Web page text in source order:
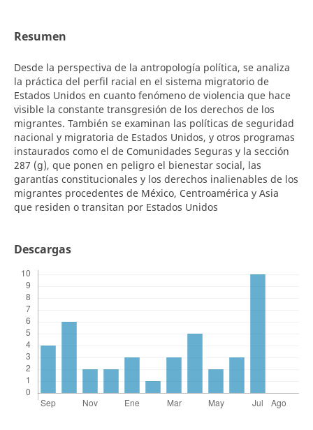
Resumen
Desde la perspectiva de la antropología política, se analiza
la práctica del perfil racial en el sistema migratorio de
Estados Unidos en cuanto fenómeno de violencia que hace
visible la constante transgresión de los derechos de los
migrantes. También se examinan las políticas de seguridad
nacional y migratoria de Estados Unidos, y otros programas
instaurados como el de Comunidades Seguras y la sección
287 (g), que ponen en peligro el bienestar social, las
garantías constitucionales y los derechos inalienables de los
migrantes procedentes de México, Centroamérica y Asia
que residen o transitan por Estados Unidos
Descargas